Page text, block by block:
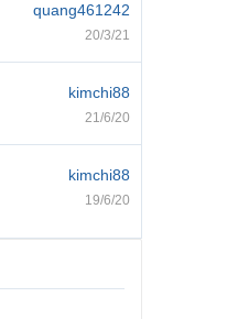
quang461242
20/3/21
kimchi88
21/6/20
kimchi88
19/6/20